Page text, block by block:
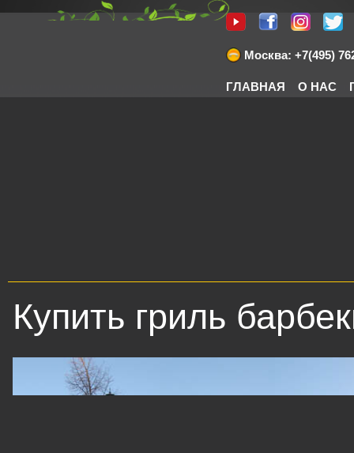
Москва: +7(495)
ГЛАВНАЯ О НАС
Купить гриль